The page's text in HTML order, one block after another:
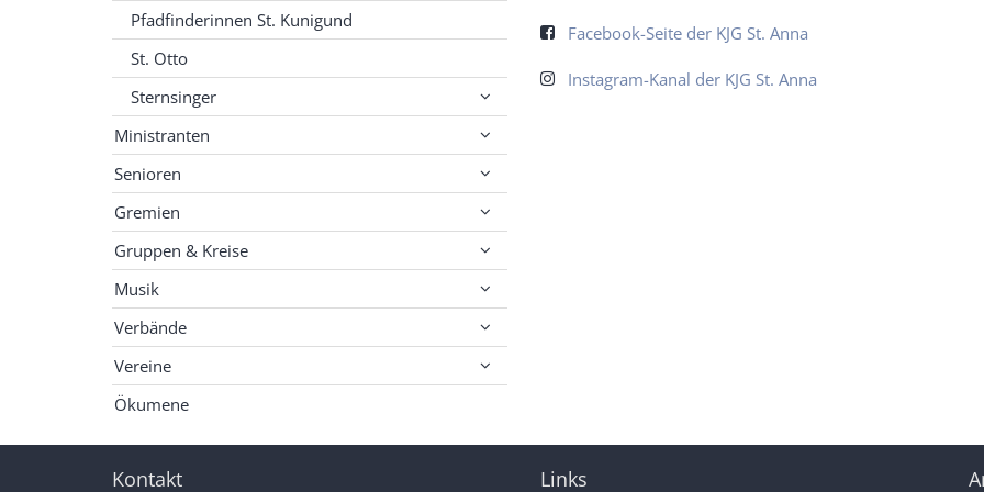
Facebook-Seite der KJG St. Anna
Instagram-Kanal der KJG St. Anna
Pfadfinderinnen St. Kunigund
St. Otto
Sternsinger
Ministranten
Senioren
Gremien
Gruppen & Kreise
Musik
Verbände
Vereine
Ökumene
Kontakt Links